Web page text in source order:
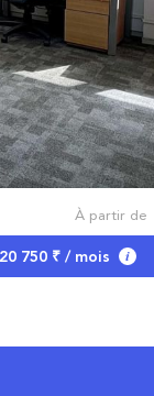
À partir de
20 750 ₹ / mois